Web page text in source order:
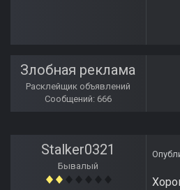
Злобная реклама
Расклейщик объявлений
Сообщений: 666
Stalker0321
Бывалый